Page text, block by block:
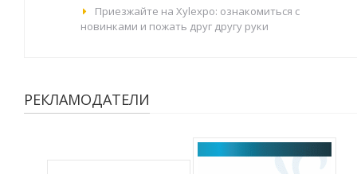
Приезжайте на Xylexpo: ознакомиться с
новинками и пожать друг другу руки
РЕКЛАМОДАТЕЛИ